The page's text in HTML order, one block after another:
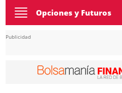
Toggle
navigation
Opciones y Futuros
Publicidad